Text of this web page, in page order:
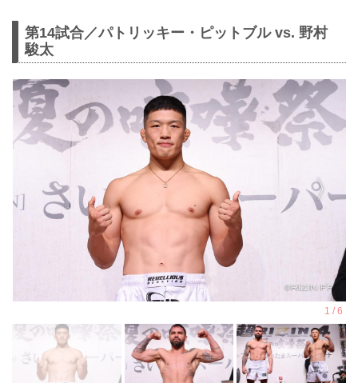
第14試合／パトリッキー・ピットブル vs. 野村
駿太